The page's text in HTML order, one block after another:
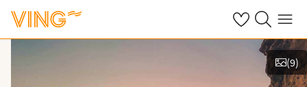
Se dine sparte
Søk påMeny
(9)